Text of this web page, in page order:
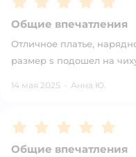
Общие впечатления
Отличное платье,
размер s подошел на
14 мая 2025 · Анна Ю.
Рейтинг:5
Общие впечатления